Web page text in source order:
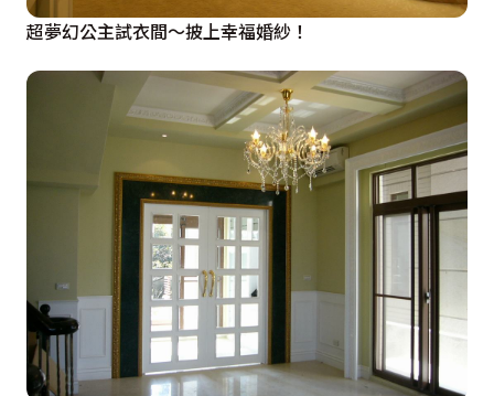
超夢幻公主試衣間～披上幸福婚紗！